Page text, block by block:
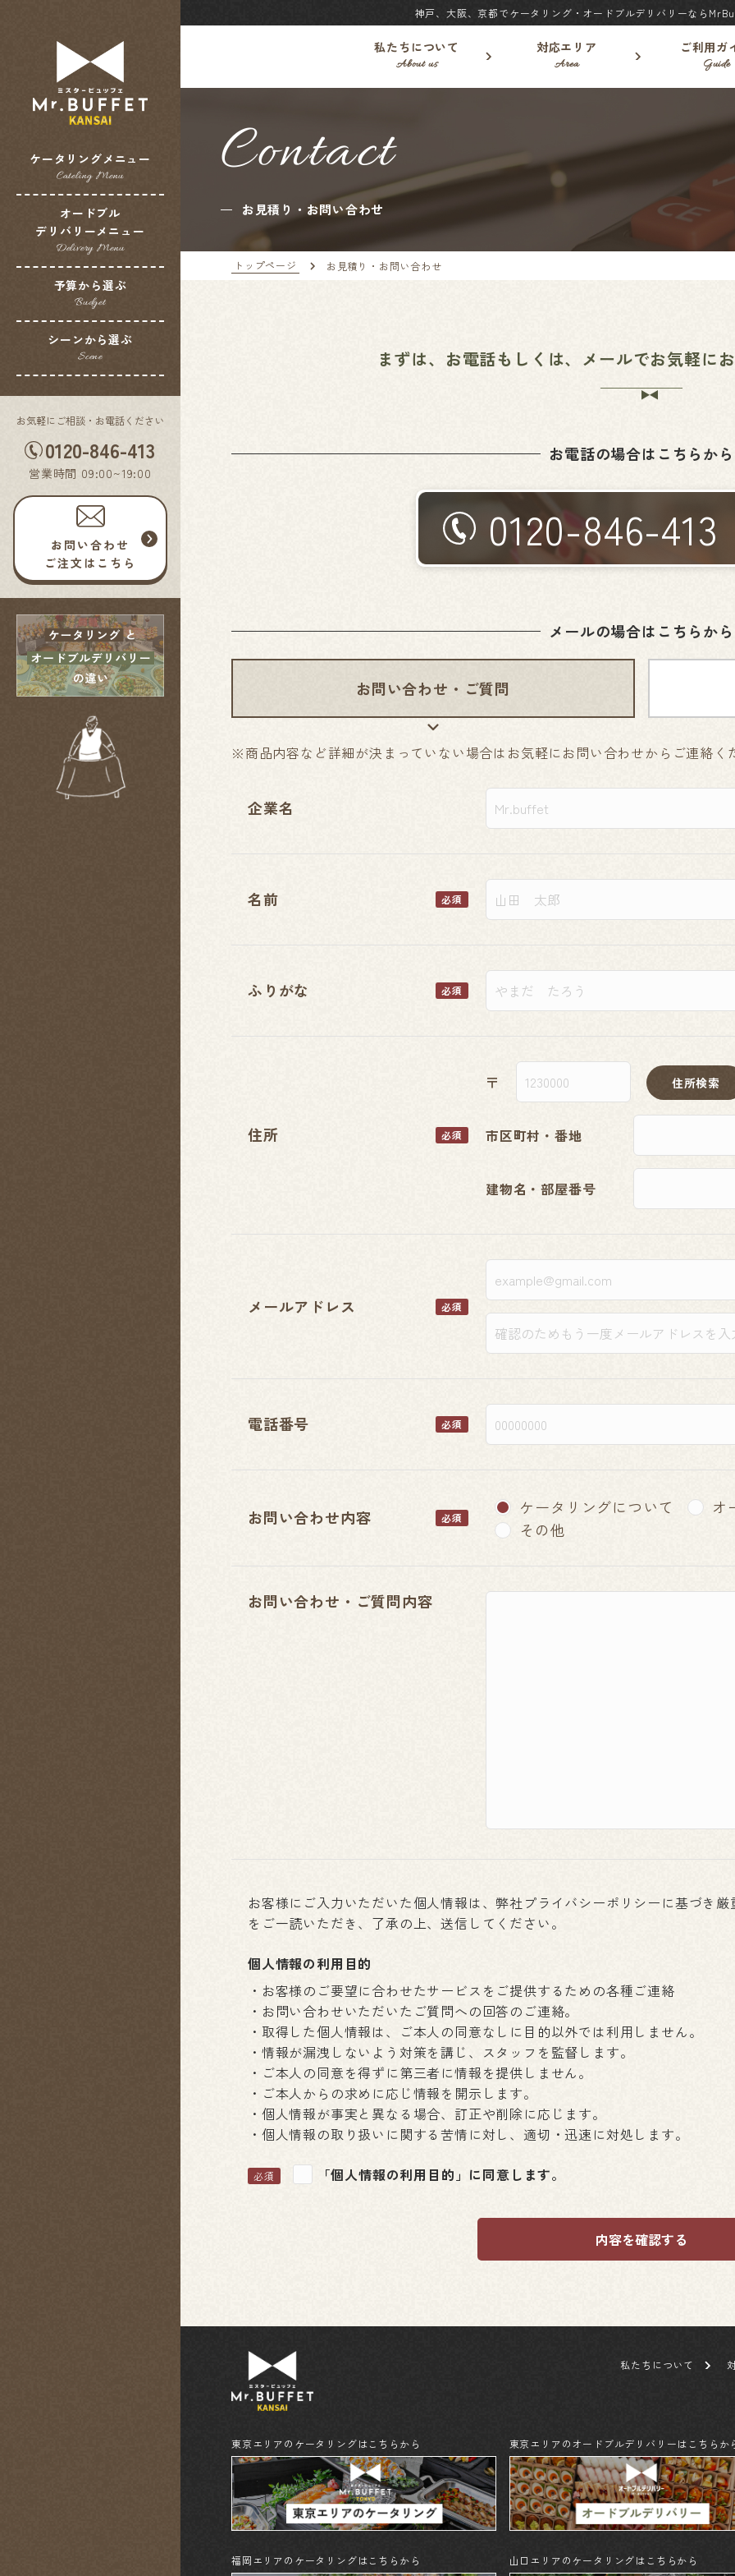
神戸、大阪、京都でケータリング・オードブルデリバリーなら
私たちについて
About us
対応エリア
Area
ご利用ガ
Guide
ケータリングメニュー
Cateling Menu
オードブル
デリバリーメニュー
Delivery Menu
予算から選ぶ
Budget
シーンから選ぶ
Scene
お気軽にご相談・お電話ください
0120-846-413
営業時間 09:00~19:00
お問い合わせ
ご注文はこちら
Contact
お見積り・お問い合わせ
トップページ お見積り・お問い合わせ
まずは、お電話もしくは、メールでお気軽に
お電話の場合はこちらから
0120-846-413
メールの場合はこちらから
お問い合わせ・ ご質問
※商品内容など詳細が決まっていない場合はお気軽にお問い合わせからご連絡く
企業名
名前 必須
ふりがな 必須
住所 必須
〒 住所検索
市区町村・番地
建物名・部屋番号
メールアドレス 必須
電話番号 必須
お問い合わせ内容 必須 ケータリングについて
オ
その他
お問い合わせ・ご質問内容
お客様にご入力いただいた個人情報は、弊社プライバシーポリシーに基づき
をご一読いただき、了承の上、送信してください。
個人情報の利用目的
・お客様のご要望に合わせたサービスをご提供するための各種ご連絡
・お問い合わせいただいたご質問への回答のご連絡。
・取得した個人情報は、ご本人の同意なしに目的以外では利用しません。
・情報が漏洩しないよう対策を講じ、スタッフを監督します。
・ご本人の同意を得ずに第三者に情報を提供しません。
・ご本人からの求めに応じ情報を開示します。
・個人情報が事実と異なる場合、訂正や削除に応じます。
・個人情報の取り扱いに関する苦情に対し、適切・迅速に対処します。
必須 「個人情報の利用目的」に同意します。
内容を確認する
私たちについて
東京エリアのケータリングはこちらから 東京エリアのオードブルデリバリーはこちらか
福岡エリアのケータリングはこちらから 山口エリアのケータリングはこちらから